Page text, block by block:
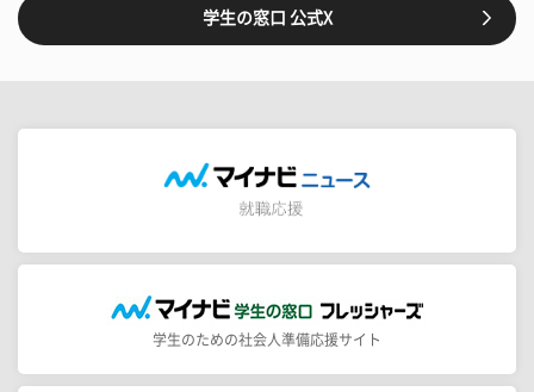
学生の窓口 公式X
学生のための社会人準備応援サイト